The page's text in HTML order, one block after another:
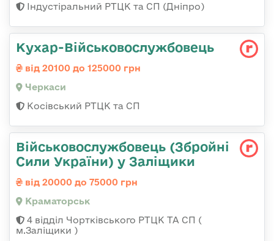
Індустіральний РТЦК та СП (Дніпро)
Кухар-Військовослужбовець
від 20100 до 125000 грн
Черкаси
Косівський РТЦК та СП
Військовослужбовець (Збройні
Сили України) у Заліщики
від 20000 до 75000 грн
Краматорськ
4 відділ Чортківського РТЦК ТА СП (
м.Заліщики )